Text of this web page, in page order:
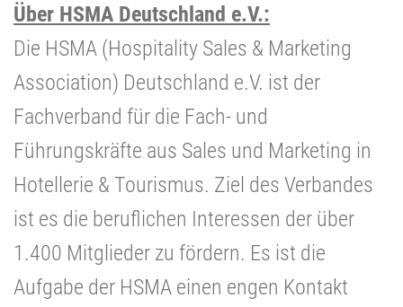
Über HSMA Deutschland e.V.:
Die HSMA (Hospitality Sales & Marketing
Association) Deutschland e.V. ist der
Fachverband für die Fach- und
Führungskräfte aus Sales und Marketing in
Hotellerie & Tourismus. Ziel des Verbandes
ist es die beruflichen Interessen der über
1.400 Mitglieder zu fördern. Es ist die
Aufgabe der HSMA einen engen Kontakt